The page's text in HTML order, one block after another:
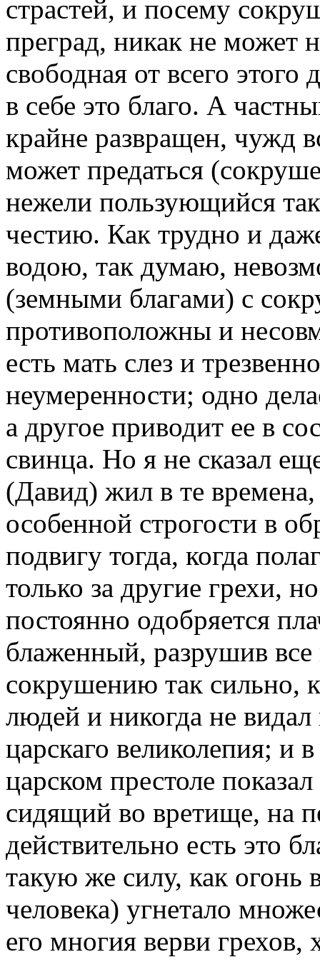
страстей, и посему
преград, никак не может
свободная от всего
в себе это благо. А
крайне развращен, чужд
может предаться
нежели пользующийся
честию. Как трудно и
водою, так думаю,
(земными благами) с
противоположны и
есть мать слез и
неумеренности; одно
а другое приводит ее в
свинца. Но я не сказал
(Давид) жил в те времена,
особенной строгости в
подвигу тогда, когда
только за другие грехи,
постоянно одобряется
блаженный, разрушив все
сокрушению так сильно,
людей и никогда не
царскаго великолепия; и
царском престоле
сидящий во вретище, на
действительно есть это
такую же силу, как огонь
человека) угнетало
его многия верви